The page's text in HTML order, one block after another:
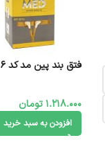
فتق بند پین مد کد 2016
1.218.000تومان
افزودن به سبد خرید